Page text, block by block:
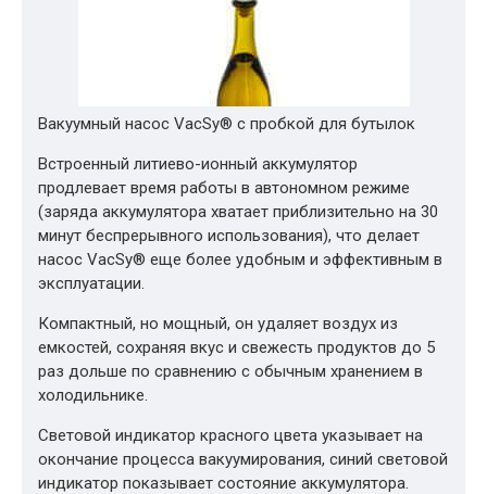
Вакуумный насос VacSy® с пробкой для бутылок
Встроенный литиево-ионный аккумулятор
продлевает время работы в автономном режиме
(заряда аккумулятора хватает приблизительно на 30
минут беспрерывного использования), что делает
насос VacSy® еще более удобным и эффективным в
эксплуатации.
Компактный, но мощный, он удаляет воздух из
емкостей, сохраняя вкус и свежесть продуктов до 5
раз дольше по сравнению с обычным хранением в
холодильнике.
Световой индикатор красного цвета указывает на
окончание процесса вакуумирования, синий световой
индикатор показывает состояние аккумулятора.